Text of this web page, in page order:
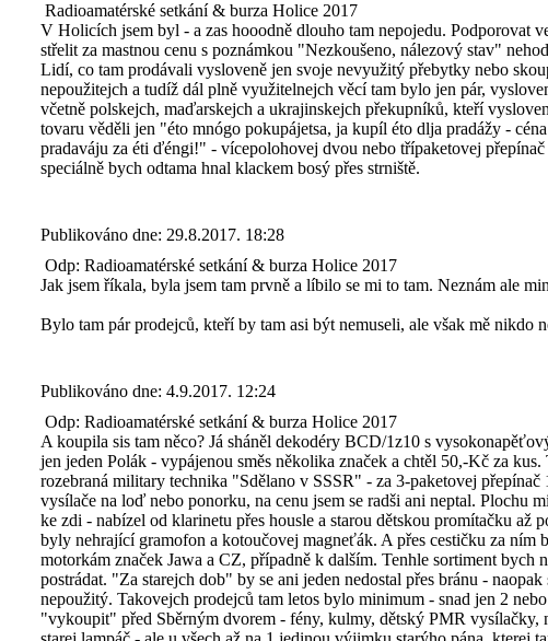
Radioamatérské setkání & burza Holice 2017
V Holicích jsem byl - a zas hooodně dlouho tam nepojedu. Podporovat
střelit za mastnou cenu s poznámkou "Nezkoušeno, nálezový stav"
Lidí, co tam prodávali vysloveně jen svoje nevyužitý přebytky nebo
nepoužitejch a tudíž dál plně využitelnejch věcí tam bylo jen pár,
včetně polskejch, maďarskejch a ukrajinskejch překupníků, kteří
tovaru věděli jen "éto mnógo pokupájetsa, ja kupíl éto dlja pradážy -
pradaváju za éti ďéngi!" - vícepolohovej dvou nebo třípaketovej
speciálně bych odtama hnal klackem bosý přes strniště.
Publikováno dne: 29.8.2017. 18:28
Odp: Radioamatérské setkání & burza Holice 2017
Jak jsem říkala, byla jsem tam prvně a líbilo se mi to tam. Neznám ale
Bylo tam pár prodejců, kteří by tam asi být nemuseli, ale však mě
Publikováno dne: 4.9.2017. 12:24
Odp: Radioamatérské setkání & burza Holice 2017
A koupila sis tam něco? Já sháněl dekodéry BCD/1z10 s
jen jeden Polák - vypájenou směs několika značek a chtěl 50,-Kč za
rozebraná military technika "Sdělano v SSSR" - za 3-paketovej
vysílače na loď nebo ponorku, na cenu jsem se radši ani neptal. Plochu
ke zdi - nabízel od klarinetu přes housle a starou dětskou promítačku
byly nehrající gramofon a kotoučovej magneťák. A přes cestičku za ním
motorkám značek Jawa a CZ, případně k dalším. Tenhle sortiment
postrádat. "Za starejch dob" by se ani jeden nedostal přes bránu -
nepoužitý. Takovejch prodejců tam letos bylo minimum - snad jen 2
"vykoupit" před Sběrným dvorem - fény, kulmy, dětský PMR